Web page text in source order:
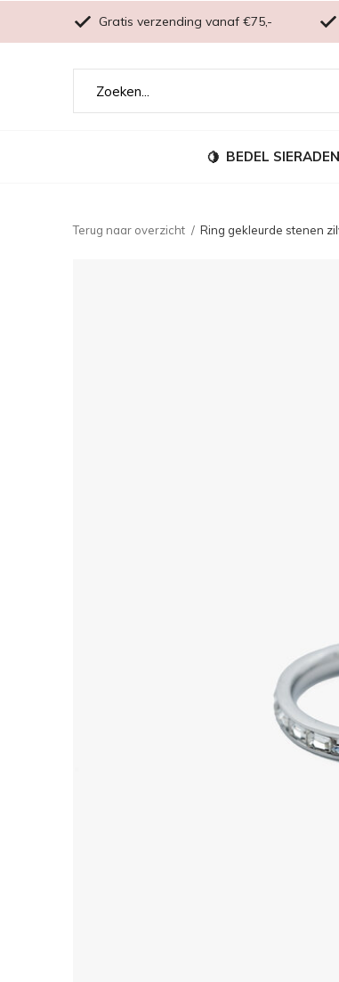
BEDEL SIERADEN
Gratis verzending vanaf €75,-
Terug naar overzicht Ring gekleurde stenen